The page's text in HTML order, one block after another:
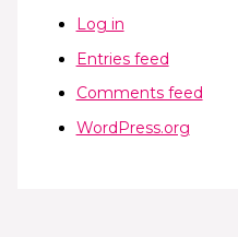
Log in
Entries feed
Comments feed
WordPress.org